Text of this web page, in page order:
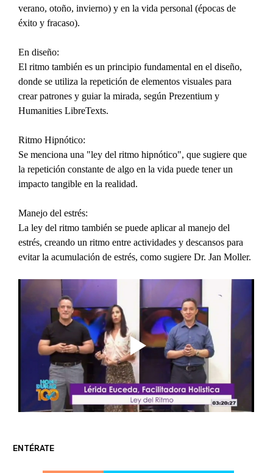
verano, otoño, invierno) y en la vida personal (épocas de
éxito y fracaso).
En diseño:
El ritmo también es un principio fundamental en el diseño,
donde se utiliza la repetición de elementos visuales para
crear patrones y guiar la mirada, según Prezentium y
Humanities LibreTexts.
Ritmo Hipnótico:
Se menciona una "ley del ritmo hipnótico", que sugiere que
la repetición constante de algo en la vida puede tener un
impacto tangible en la realidad.
Manejo del estrés:
La ley del ritmo también se puede aplicar al manejo del
estrés, creando un ritmo entre actividades y descansos para
evitar la acumulación de estrés, como sugiere Dr. Jan Moller.
ENTÉRATE